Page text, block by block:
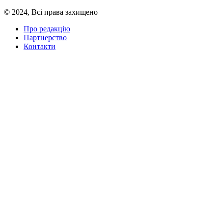
© 2024, Всі права захищено
Про редакцію
Партнерство
Контакти